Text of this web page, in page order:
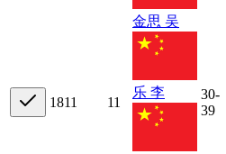
1811 11
金思 吴
乐 李
30-
39